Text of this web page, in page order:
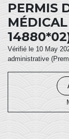
PERMIS
Vérifié le 10 May
administrative